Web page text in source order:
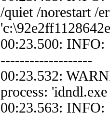
/quiet /norestart /
00:23.500:
-------------------
00:23.532:
process:
00:23.563: